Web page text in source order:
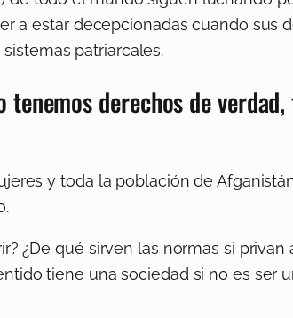
a estar decepcionadas cuando sus
patriarcales.
derechos de
y toda la población de
¿De qué sirven las normas si
tiene una sociedad si no es ser